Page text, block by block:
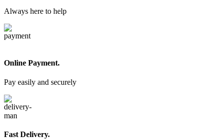
Always here to help
Online Payment.
Pay easily and securely
Fast Delivery.